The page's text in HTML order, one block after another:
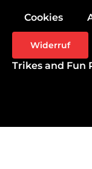
Cookies
Widerruf
Trikes and Fun